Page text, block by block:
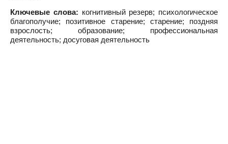
Ключевые слова: когнитивный резерв; психологическое
благополучие; позитивное старение; старение; поздняя
взрослость; образование; профессиональная
деятельность; досуговая деятельность